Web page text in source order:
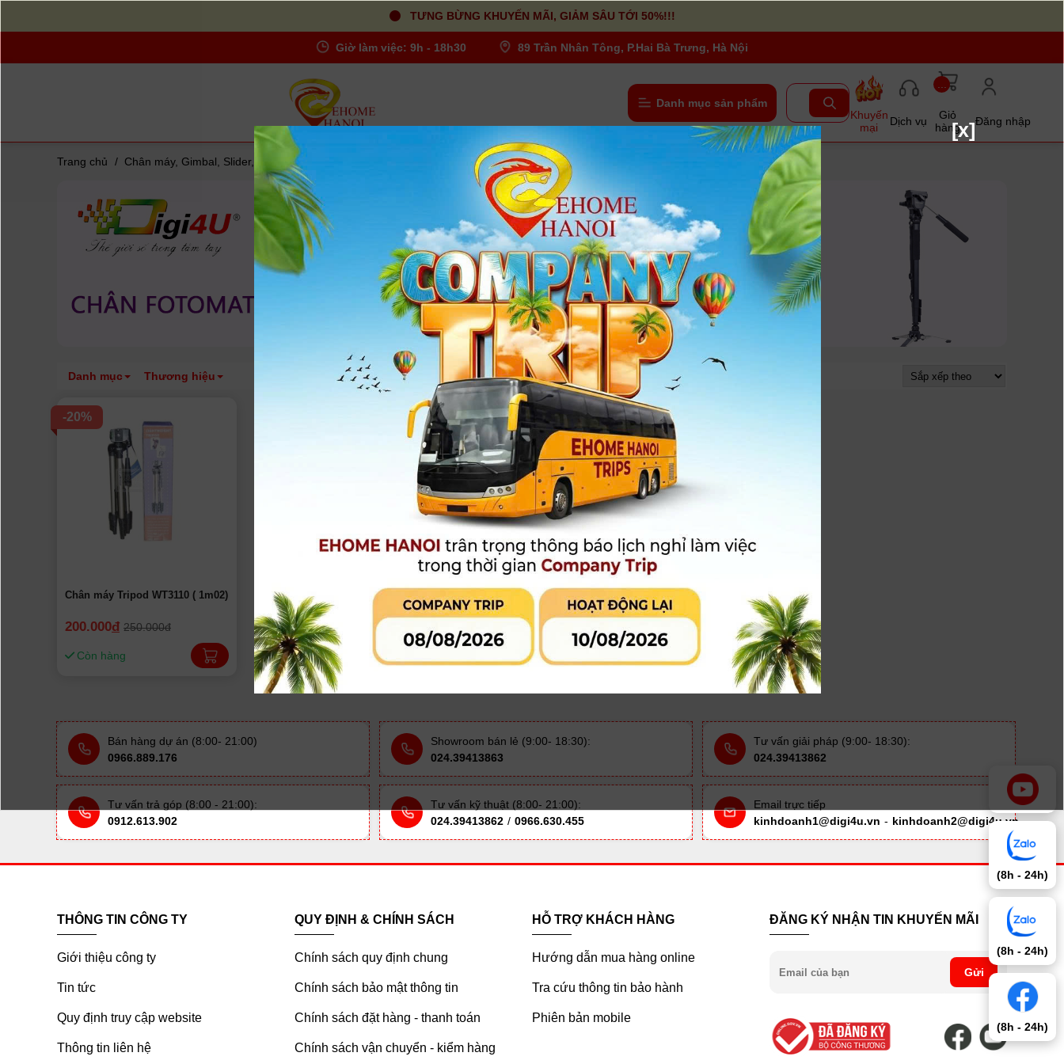
TƯNG BỪNG KHUYẾN MÃI, GIẢM SÂU TỚI 50%!!!
Giờ làm việc: 9h - 18h30 89 Trần Nhân Tông, P.Hai Bà Trưng, Hà Nội
Danh mục sản phẩm
Khuyến
mại
Dịch vụ
Giỏ
hàng
Đăng nhập
Trang chủ / Chân máy, Gimbal, Slider, Boom, Stedicam Chân Máy-Tripod Video /Chân Fotomate - Yunnteng
Danh mục Thương hiệu
-20%
Chân máy Tripod WT3110 ( 1m02)
200.000đ 250.000đ
Còn hàng
Bán hàng dự án (8:00- 21:00)
0966.889.176
Showroom bán lẻ (9:00- 18:30):
024.39413863
Tư vấn giải pháp (9:00- 18:30):
024.39413862
Tư vấn trả góp (8:00 - 21:00):
0912.613.902
Tư vấn kỹ thuật (8:00- 21:00):
024.39413862 / 0966.630.455
Email trực tiếp
kinhdoanh1@digi4u.vn - kinhdoanh2@digi4u.vn
THÔNG TIN CÔNG TY
Giới thiệu công ty
Tin tức
Quy định truy cập website
Thông tin liên hệ
QUY ĐỊNH & CHÍNH SÁCH
Chính sách quy định chung
Chính sách bảo mật thông tin
Chính sách đặt hàng - thanh toán
Chính sách vận chuyển - kiểm hàng
HỖ TRỢ KHÁCH HÀNG
Hướng dẫn mua hàng online
Tra cứu thông tin bảo hành
Phiên bản mobile
ĐĂNG KÝ NHẬN TIN KHUYẾN MÃI
Gửi
[x]
(8h - 24h)
(8h - 24h)
(8h - 24h)